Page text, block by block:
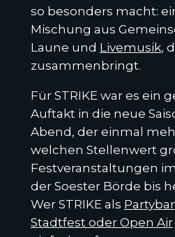
so besonders macht:
Mischung aus
Laune und Livemusik,
zusammenbringt.
Für STRIKE war es ein
Auftakt in die neue
Abend, der einmal
welchen Stellenwert
Festveranstaltungen
der Soester Börde bis
Wer STRIKE als
Stadtfest oder Open Air